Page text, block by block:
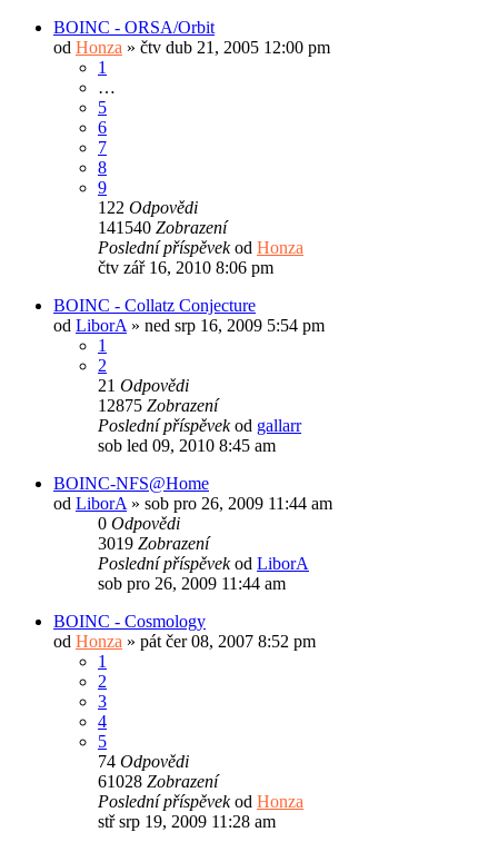
BOINC - ORSA/Orbit
od Honza » čtv dub 21, 2005 12:00 pm
1
…
5
6
7
8
9
122 Odpovědi
141540 Zobrazení
Poslední příspěvekod Honza
čtv zář 16, 2010 8:06 pm
BOINC - Collatz Conjecture
od LiborA » ned srp 16, 2009 5:54 pm
1
2
21 Odpovědi
12875 Zobrazení
Poslední příspěvekod gallarr
sob led 09, 2010 8:45 am
BOINC-NFS@Home
od LiborA » sob pro 26, 2009 11:44 am
0 Odpovědi
3019 Zobrazení
Poslední příspěvekod LiborA
sob pro 26, 2009 11:44 am
BOINC - Cosmology
od Honza » pát čer 08, 2007 8:52 pm
1
2
3
4
5
74 Odpovědi
61028 Zobrazení
Poslední příspěvekod Honza
stř srp 19, 2009 11:28 am